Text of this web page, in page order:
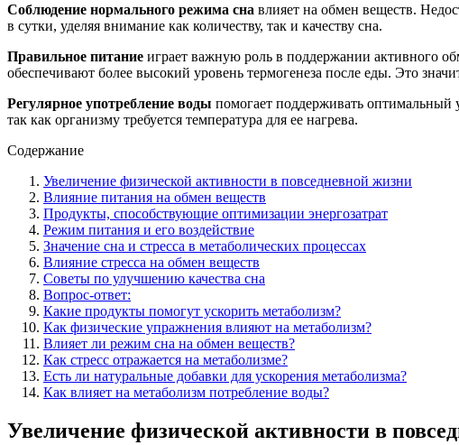
Соблюдение нормального режима сна влияет на обмен веществ.
в сутки, уделяя внимание как количеству, так и качеству сна.
Правильное питание играет важную роль в поддержании активного
обеспечивают более высокий уровень термогенеза после еды. Это
Регулярное употребление воды помогает поддерживать оптимальный
так как организму требуется температура для ее нагрева.
Содержание
Увеличение физической активности в повседневной жизни
Влияние питания на обмен веществ
Продукты, способствующие оптимизации энергозатрат
Режим питания и его воздействие
Значение сна и стресса в метаболических процессах
Влияние стресса на обмен веществ
Советы по улучшению качества сна
Вопрос-ответ:
Какие продукты помогут ускорить метаболизм?
Как физические упражнения влияют на метаболизм?
Влияет ли режим сна на обмен веществ?
Как стресс отражается на метаболизме?
Есть ли натуральные добавки для ускорения метаболизма?
Как влияет на метаболизм потребление воды?
Увеличение физической активности в